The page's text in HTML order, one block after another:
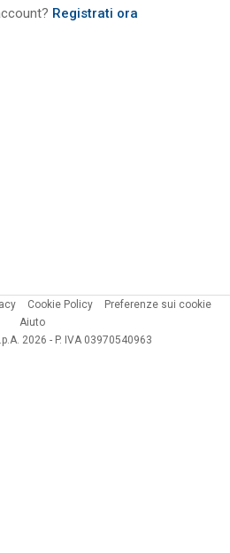
Registrati ora
Cookie Policy
Preferenze sui cookie
Aiuto
2026 - P. IVA 03970540963